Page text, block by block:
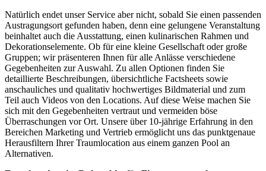
Natürlich endet unser Service aber nicht, sobald Sie einen passenden
Austragungsort gefunden haben, denn eine gelungene Veranstaltung
beinhaltet auch die Ausstattung, einen kulinarischen Rahmen und
Dekorationselemente. Ob für eine kleine Gesellschaft oder große
Gruppen; wir präsenteren Ihnen für alle Anlässe verschiedene
Gegebenheiten zur Auswahl. Zu allen Optionen finden Sie
detaillierte Beschreibungen, übersichtliche Factsheets sowie
anschauliches und qualitativ hochwertiges Bildmaterial und zum
Teil auch Videos von den Locations. Auf diese Weise machen Sie
sich mit den Gegebenheiten vertraut und vermeiden böse
Überraschungen vor Ort. Unsere über 10-jährige Erfahrung in den
Bereichen Marketing und Vertrieb ermöglicht uns das punktgenaue
Herausfiltern Ihrer Traumlocation aus einem ganzen Pool an
Alternativen.